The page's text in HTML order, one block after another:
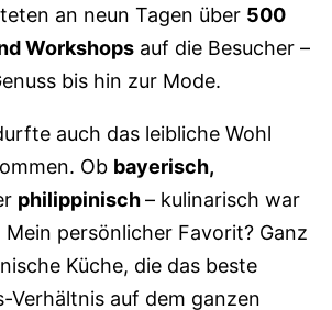
an neun Tagen über 500
Workshops auf die Besucher –
bis hin zur Mode.
auch das leibliche Wohl
Ob bayerisch,
philippinisch– kulinarisch war
persönlicher Favorit? Ganz
Küche, die das beste
Verhältnis auf dem ganzen